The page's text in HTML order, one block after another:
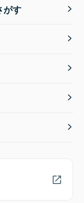
がす